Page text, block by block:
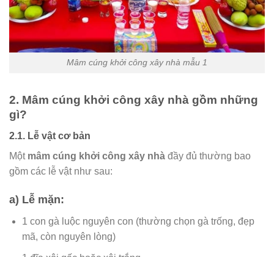
Mâm cúng khởi công xây nhà mẫu 1
2. Mâm cúng khởi công xây nhà gồm những
gì?
2.1. Lễ vật cơ bản
Một mâm cúng khởi công xây nhà đầy đủ thường bao
gồm các lễ vật như sau:
a) Lễ mặn:
1 con gà luộc nguyên con (thường chọn gà trống, đẹp
mã, còn nguyên lòng)